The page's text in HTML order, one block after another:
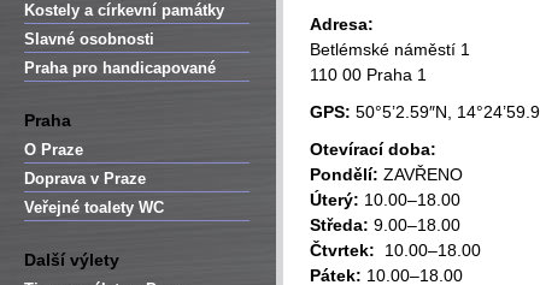
Kostely a církevní památky
Slavné osobnosti
Praha pro handicapované
Praha
O Praze
Doprava v Praze
Veřejné toalety WC
Další výlety
Adresa:
Betlémské náměstí 1
110 00 Praha 1
GPS: 50°5’2.59″N,
Otevírací doba:
Pondělí: ZAVŘENO
Úterý: 10.00–18.00
Středa: 9.00–18.00
Čtvrtek:
10.00–18.00
Pátek: 10.00–18.00